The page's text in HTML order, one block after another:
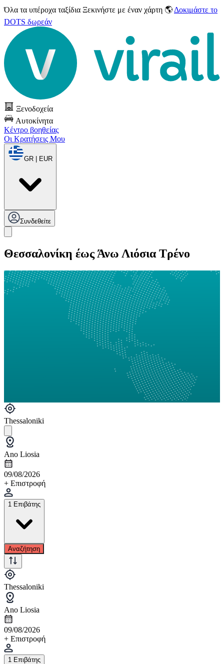
Όλα τα υπέροχα ταξίδια Ξεκινήστε με έναν χάρτη 🌎 Δοκιμάστε το
DOTS δωρεάν
Ξενοδοχεία
Αυτοκίνητα
Κέντρο βοηθείας
Οι Κρατήσεις Μου
GR | EUR
Συνδεθείτε
Θεσσαλονίκη έως Άνω Λιόσια Τρένο
Thessaloniki
Ano Liosia
09/08/2026
+ Επιστροφή
1 Επιβάτης
Αναζήτηση
Thessaloniki
Ano Liosia
09/08/2026
+ Επιστροφή
1 Επιβάτης